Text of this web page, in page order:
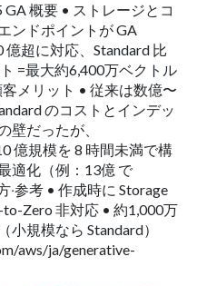
概要 • ストレージとコ
ンドポイントが GA
億超に対応、Standard ⽐
=最⼤約6,400万ベクトル
メリット • 従来は数億〜
のコストとインデッ
壁だったが、
億規模を 8 時間未満で構
適化（例：13億 で
‧参考 • 作成時に Storage
Zero ⾮対応 • 約1,000万
規模なら Standard）
aws/ja/generative-